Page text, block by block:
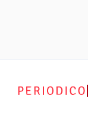
contenuto